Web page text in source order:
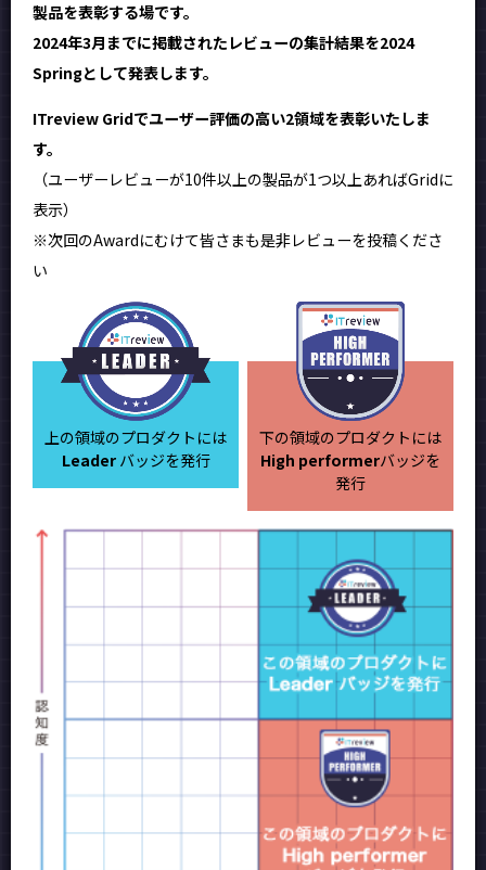
製品を表彰する場です。
2024年3月までに掲載されたレビューの集計結果を2024
Springとして発表します。
ITreview Gridでユーザー評価の高い2領域を表彰いたしま
す。
（ユーザーレビューが10件以上の製品が1つ以上あればGridに
表示）
※次回のAwardにむけて皆さまも是非レビューを投稿くださ
い
上の領域のプロダクトには
Leaderバッジを発行
下の領域のプロダクトには
High performerバッジを
発行